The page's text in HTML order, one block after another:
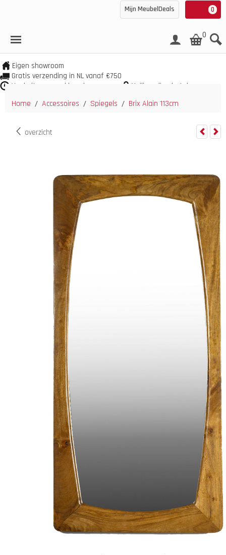
0
Mijn MeubelDeals
0
Eigen showroom
Gratis verzending in NL vanaf €750
Veel uit voorraad leverbaar
Veilig online betalen
Home / Accessoires / Spiegels / Brix Alain 113cm
overzicht